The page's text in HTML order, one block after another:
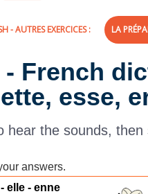
- AUTRES EXERCICES : LA
French
esse,
hear the sounds,
answers.